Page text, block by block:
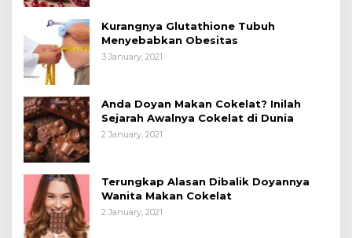
Kurangnya Glutathione Tubuh
Menyebabkan Obesitas
3 January, 2021
Anda Doyan Makan Cokelat? Inilah
Sejarah Awalnya Cokelat di Dunia
2 January, 2021
Terungkap Alasan Dibalik Doyannya
Wanita Makan Cokelat
2 January, 2021